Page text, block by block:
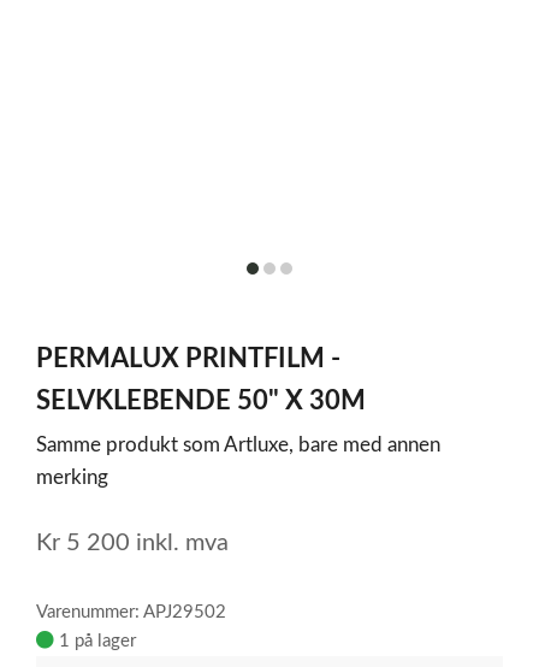
itemitemitem
of
3
PERMALUX PRINTFILM -
SELVKLEBENDE 50" X 30M
Samme produkt som Artluxe, bare med annen
merking
Kr 5 200 inkl. mva
Varenummer: APJ29502
1 på lager